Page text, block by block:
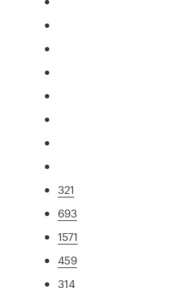
321
693
1571
459
314